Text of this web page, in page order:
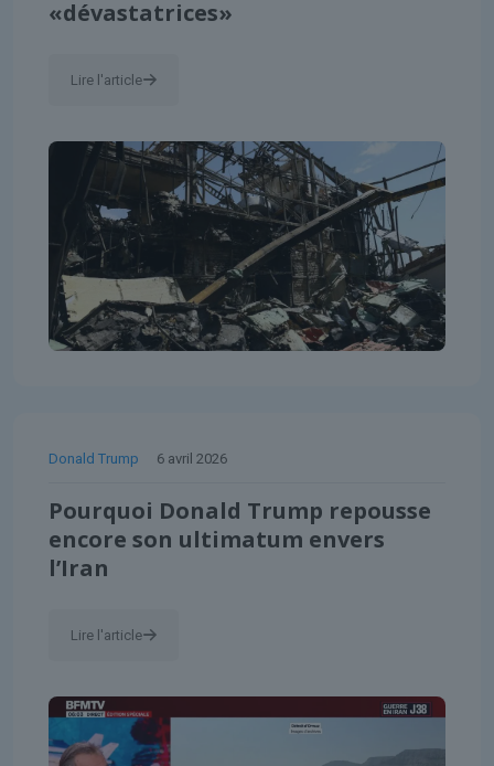
«dévastatrices»
Lire l'article
Donald Trump 6 avril 2026
Pourquoi Donald Trump repousse
encore son ultimatum envers
l’Iran
Lire l'article